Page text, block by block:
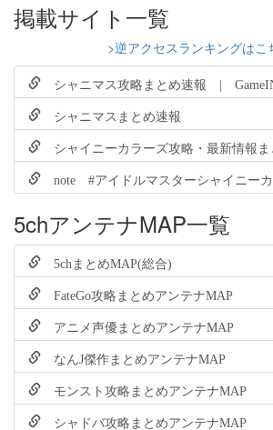
掲載サイト一覧
>逆アクセスランキングはこ
シャニマス攻略まとめ速報 |
シャニマスまとめ速報
シャイニーカラーズ攻略・最新情報ま
note #アイドルマスターシャイニー
5chアンテナMAP一覧
5chまとめMAP(総合)
FateGo攻略まとめアンテナMAP
アニメ声優まとめアンテナMAP
なんJ傑作まとめアンテナMAP
モンスト攻略まとめアンテナMAP
シャドバ攻略まとめアンテナMAP